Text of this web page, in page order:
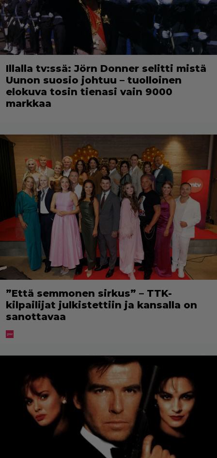
Illalla tv:ssä: Jörn Donner selitti mistä
Uunon suosio johtuu – tuolloinen
elokuva tosin tienasi vain 9000
markkaa
”Että semmonen sirkus” – TTK-
kilpailijat julkistettiin ja kansalla on
sanottavaa